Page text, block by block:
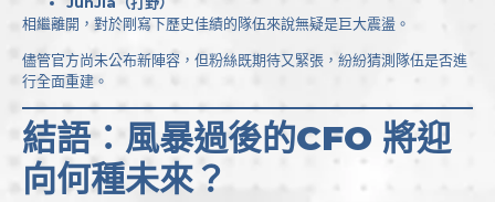
相繼離開，對於剛寫下歷史佳績的隊伍來說無疑是巨大震盪。
儘管官方尚未公布新陣容，但粉絲既期待又緊張，紛紛猜測隊伍是否進
行全面重建。
結語：風暴過後的CFO 將迎
向何種未來？